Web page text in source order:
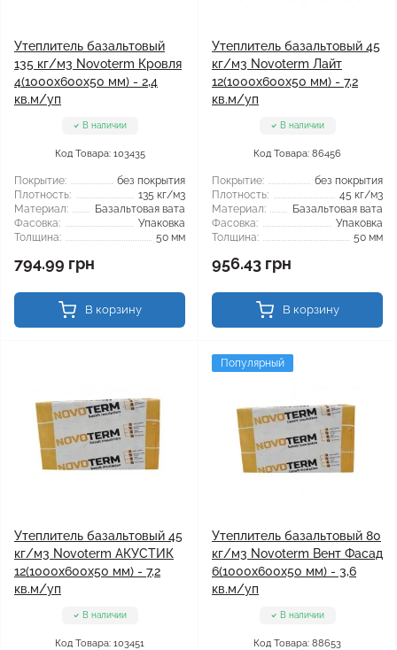
Утеплитель базальтовый
135 кг/м3 Novoterm Кровля
4(1000x600x50 мм) - 2,4
кв.м/уп
В наличии
Код Товара: 103435
Покрытие:
без покрытия
Плотность:
135 кг/м3
Материал:
Базальтовая вата
Фасовка:
Упаковка
Толщина:
50 мм
794.99 грн
В корзину
Утеплитель базальтовый 45
кг/м3 Novoterm Лайт
12(1000x600x50 мм) - 7,2
кв.м/уп
В наличии
Код Товара: 86456
Покрытие:
без покрытия
Плотность:
45 кг/м3
Материал:
Базальтовая вата
Фасовка:
Упаковка
Толщина:
50 мм
956.43 грн
В корзину
Утеплитель базальтовый 45
кг/м3 Novoterm АКУСТИК
12(1000x600x50 мм) - 7,2
кв.м/уп
В наличии
Код Товара: 103451
Популярный
Утеплитель базальтовый 80
кг/м3 Novoterm Вент Фасад
6(1000x600x50 мм) - 3,6
кв.м/уп
В наличии
Код Товара: 88653